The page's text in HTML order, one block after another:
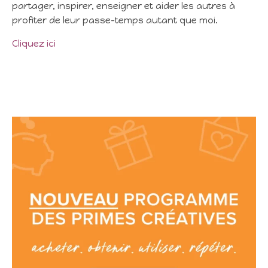
partager, inspirer, enseigner et aider les autres à
profiter de leur passe-temps autant que moi.
Cliquez ici